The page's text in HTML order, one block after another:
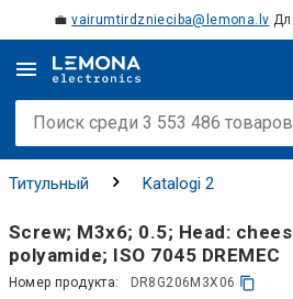
💼vairumtirdznieciba@lemona.lv
Титульный Katalogi 2
Screw; M3x6; 0.5; Head:
polyamide; ISO 7045 DREMEC
Номер продукта: DR8G206M3X06